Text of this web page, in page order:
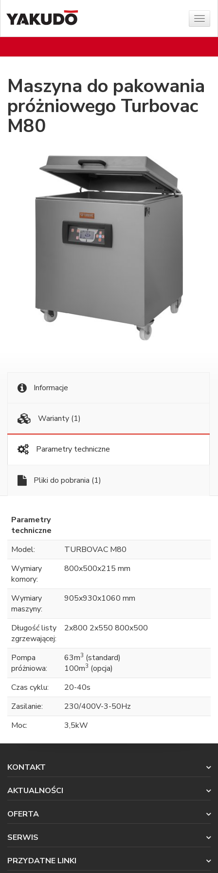
menu
Maszyna do pakowania
próżniowego Turbovac
M80
Informacje
Warianty (1)
Parametry techniczne
Pliki do pobrania (1)
Parametry
techniczne
Model:
TURBOVAC M80
Wymiary
komory:
800x500x215 mm
Wymiary
maszyny:
905x930x1060 mm
Długość listy
zgrzewającej:
2x800 2x550 800x500
Pompa
próżniowa:
63m3 (standard)
100m3 (opcja)
Czas cyklu:
20-40s
Zasilanie:
230/400V-3-50Hz
Moc:
3,5kW
KONTAKT
AKTUALNOŚCI
OFERTA
SERWIS
PRZYDATNE LINKI